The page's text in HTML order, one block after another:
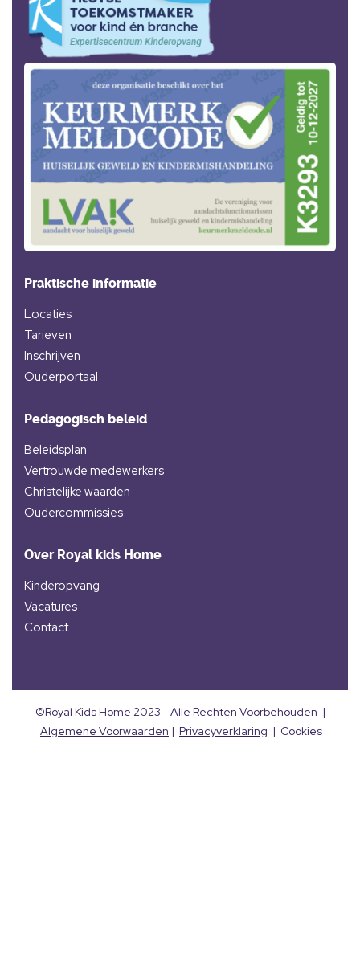
Praktische informatie
Locaties
Tarieven
Inschrijven
Ouderportaal
Pedagogisch beleid
Beleidsplan
Vertrouwde medewerkers
Christelijke waarden
Oudercommissies
Over Royal kids Home
Kinderopvang
Vacatures
Contact
©Royal Kids Home 2023 - Alle Rechten Voorbehouden |
Algemene Voorwaarden | Privacyverklaring | Cookies